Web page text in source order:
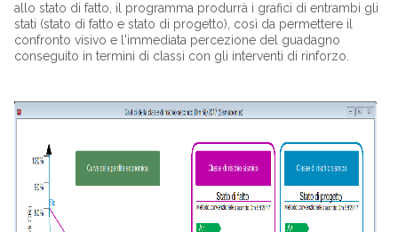
allo stato di fatto, il programma produrrà i grafici di entrambi gli
stati (stato di fatto e stato di progetto), così da permettere il
confronto visivo e l'immediata percezione del guadagno
conseguito in termini di classi con gli interventi di rinforzo.